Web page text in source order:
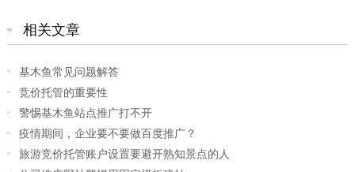
相关文章
基木鱼常见问题解答
竞价托管的重要性
警惕基木鱼站点推广打不开
疫情期间，企业要不要做百度推广？
旅游竞价托管账户设置要避开熟知景点的人